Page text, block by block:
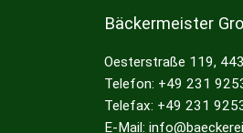
Bäckermeister
Oesterstraße 119,
Telefon: +49 231
Telefax: +49 231
E-Mail: